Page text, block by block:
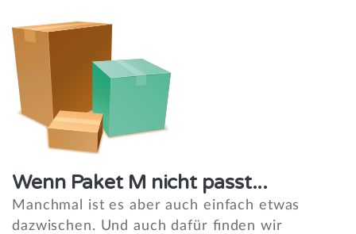
Wenn Paket M nicht passt...
Manchmal ist es aber auch einfach etwas
dazwischen. Und auch dafür finden wir